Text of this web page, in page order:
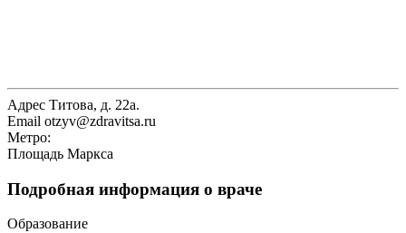
Адрес Титова, д. 22а.
Email otzyv@zdravitsa.ru
Метро:
Площадь Маркса
Подробная информация о враче
Образование